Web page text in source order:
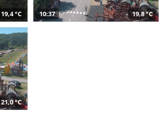
19,4 °C 10:37 19,8 °C
21,0 °C